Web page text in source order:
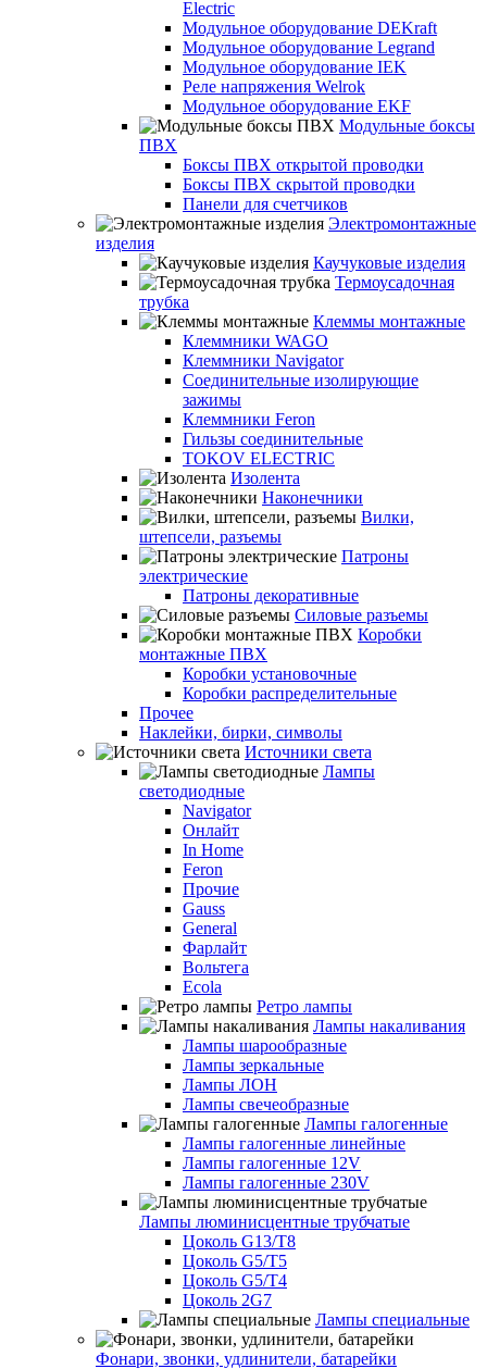
Electric
Модульное оборудование DEKraft
Модульное оборудование Legrand
Модульное оборудование IEK
Реле напряжения Welrok
Модульное оборудование EKF
Модульные боксы
ПВХ
Боксы ПВХ открытой проводки
Боксы ПВХ скрытой проводки
Панели для счетчиков
Электромонтажные
изделия
Каучуковые изделия
Термоусадочная
трубка
Клеммы монтажные
Клеммники WAGO
Клеммники Navigator
Соединительные изолирующие
зажимы
Клеммники Feron
Гильзы соединительные
TOKOV ELECTRIC
Изолента
Наконечники
Вилки,
штепсели, разъемы
Патроны
электрические
Патроны декоративные
Силовые разъемы
Коробки
монтажные ПВХ
Коробки установочные
Коробки распределительные
Прочее
Наклейки, бирки, символы
Источники света
Лампы
светодиодные
Navigator
Онлайт
In Home
Feron
Прочие
Gauss
General
Фарлайт
Вольтега
Ecola
Ретро лампы
Лампы накаливания
Лампы шарообразные
Лампы зеркальные
Лампы ЛОН
Лампы свечеобразные
Лампы галогенные
Лампы галогенные линейные
Лампы галогенные 12V
Лампы галогенные 230V
Лампы люминисцентные трубчатые
Цоколь G13/T8
Цоколь G5/Т5
Цоколь G5/T4
Цоколь 2G7
Лампы специальные
Фонари, звонки, удлинители, батарейки